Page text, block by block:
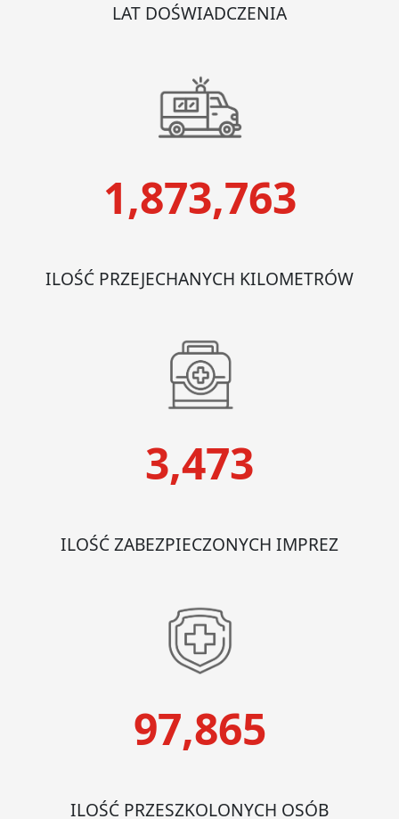
LAT DOŚWIADCZENIA
1,873,763
ILOŚĆ PRZEJECHANYCH KILOMETRÓW
3,473
ILOŚĆ ZABEZPIECZONYCH IMPREZ
97,865
ILOŚĆ PRZESZKOLONYCH OSÓB